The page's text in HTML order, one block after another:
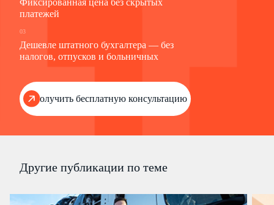
Фиксированная цена без скрытых
платежей
03
Дешевле штатного бухгалтера — без
налогов, отпусков и больничных
Получить бесплатную консультацию
Другие публикации по теме